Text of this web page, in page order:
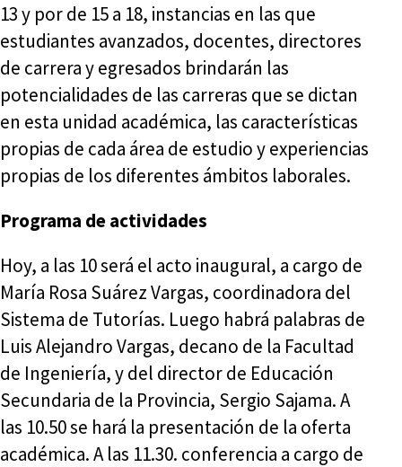
13 y por de 15 a 18, instancias en las que
estudiantes avanzados, docentes, directores
de carrera y egresados brindarán las
potencialidades de las carreras que se dictan
en esta unidad académica, las características
propias de cada área de estudio y experiencias
propias de los diferentes ámbitos laborales.
Programa de actividades
Hoy, a las 10 será el acto inaugural, a cargo de
María Rosa Suárez Vargas, coordinadora del
Sistema de Tutorías. Luego habrá palabras de
Luis Alejandro Vargas, decano de la Facultad
de Ingeniería, y del director de Educación
Secundaria de la Provincia, Sergio Sajama. A
las 10.50 se hará la presentación de la oferta
académica. A las 11.30. conferencia a cargo de